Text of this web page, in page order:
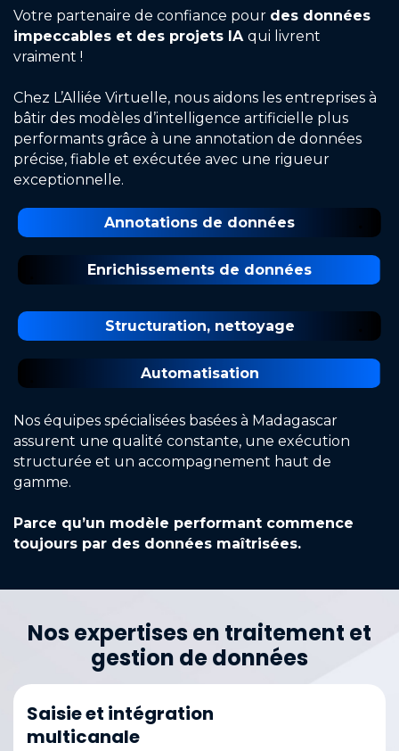
Votre partenaire de confiance pour des données
impeccables et des projets IA qui livrent
vraiment !
Chez L’Alliée Virtuelle, nous aidons les entreprises à
bâtir des modèles d’intelligence artificielle plus
performants grâce à une annotation de données
précise, fiable et exécutée avec une rigueur
exceptionnelle.
Annotations de données
Enrichissements de données
Structuration, nettoyage
Automatisation
Nos équipes spécialisées basées à Madagascar
assurent une qualité constante, une exécution
structurée et un accompagnement haut de
gamme.
Parce qu’un modèle performant commence
toujours par des données maîtrisées.
Nos expertises en traitement et
gestion de données
Saisie et intégration
multicanale